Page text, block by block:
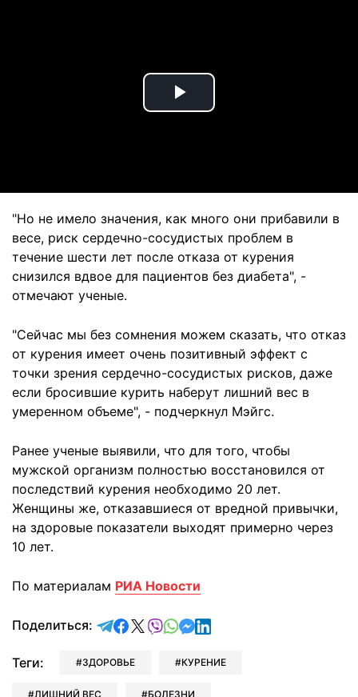
Play
"Но не имело значения, как много они прибавили в
весе, риск сердечно-сосудистых проблем в
течение шести лет после отказа от курения
снизился вдвое для пациентов без диабета", -
отмечают ученые.
"Сейчас мы без сомнения можем сказать, что отказ
от курения имеет очень позитивный эффект с
точки зрения сердечно-сосудистых рисков, даже
если бросившие курить наберут лишний вес в
умеренном объеме", - подчеркнул Мэйгс.
Ранее ученые выявили, что для того, чтобы
мужской организм полностью восстановился от
последствий курения необходимо 20 лет.
Женщины же, отказавшиеся от вредной привычки,
на здоровые показатели выходят примерно через
10 лет.
По материалам РИА Новости
Поделиться: отправить в Telegram
поделиться в Facebook
поделиться в X
отправить в Viber
отправить в Whatsapp
отправить в Messenger
отправить в LinkedIn
Теги: ЗДОРОВЬЕ КУРЕНИЕ
ЛИШНИЙ ВЕС БОЛЕЗНИ